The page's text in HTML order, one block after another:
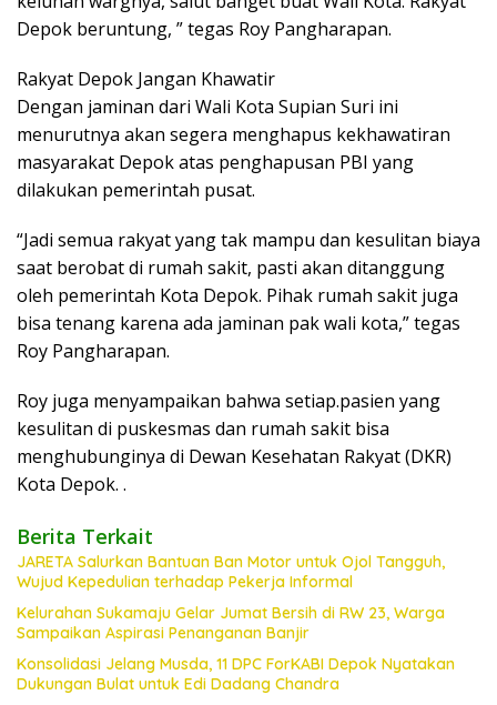
Depok beruntung, ” tegas Roy Pangharapan.
Rakyat Depok Jangan Khawatir
Dengan jaminan dari Wali Kota Supian Suri ini
menurutnya akan segera menghapus kekhawatiran
masyarakat Depok atas penghapusan PBI yang
dilakukan pemerintah pusat.
“Jadi semua rakyat yang tak mampu dan kesulitan biaya
saat berobat di rumah sakit, pasti akan ditanggung
oleh pemerintah Kota Depok. Pihak rumah sakit juga
bisa tenang karena ada jaminan pak wali kota,” tegas
Roy Pangharapan.
Roy juga menyampaikan bahwa setiap.pasien yang
kesulitan di puskesmas dan rumah sakit bisa
menghubunginya di Dewan Kesehatan Rakyat (DKR)
Kota Depok. .
Berita Terkait
JARETA Salurkan Bantuan Ban Motor untuk Ojol Tangguh,
Wujud Kepedulian terhadap Pekerja Informal
Kelurahan Sukamaju Gelar Jumat Bersih di RW 23, Warga
Sampaikan Aspirasi Penanganan Banjir
Konsolidasi Jelang Musda, 11 DPC ForKABI Depok Nyatakan
Dukungan Bulat untuk Edi Dadang Chandra